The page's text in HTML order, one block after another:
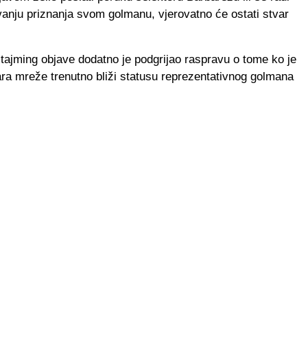
priznanja svom golmanu, vjerovatno će ostati stvar
objave dodatno je podgrijao raspravu o tome ko je
mreže trenutno bliži statusu reprezentativnog golmana